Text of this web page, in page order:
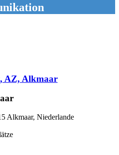
AZ, Alkmaar
Alkmaar, Niederlande